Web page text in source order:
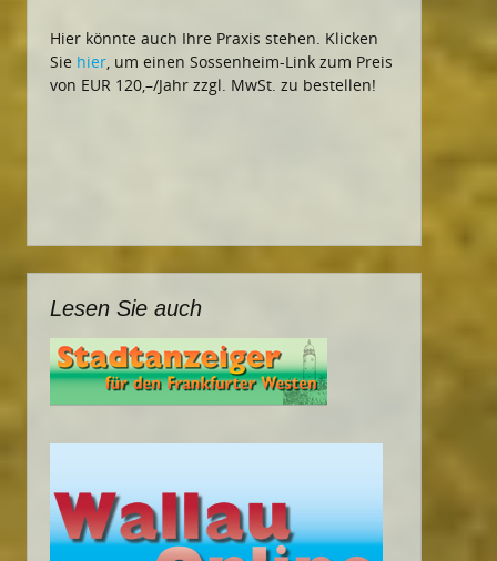
Hier könnte auch Ihre Praxis stehen. Klicken
Sie hier, um einen Sossenheim-Link zum Preis
von EUR 120,–/Jahr zzgl. MwSt. zu bestellen!
Lesen Sie auch